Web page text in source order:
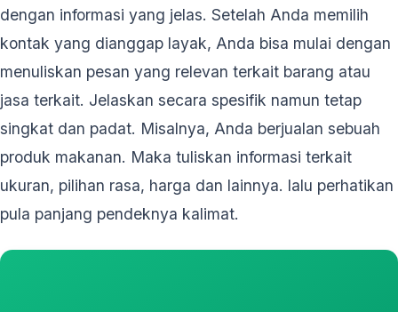
dengan informasi yang jelas. Setelah Anda memilih
kontak yang dianggap layak, Anda bisa mulai dengan
menuliskan pesan yang relevan terkait barang atau
jasa terkait. Jelaskan secara spesifik namun tetap
singkat dan padat. Misalnya, Anda berjualan sebuah
produk makanan. Maka tuliskan informasi terkait
ukuran, pilihan rasa, harga dan lainnya. lalu perhatikan
pula panjang pendeknya kalimat.